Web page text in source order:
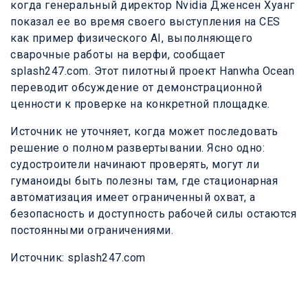
когда генеральный директор Nvidia Дженсен Хуанг
показал ее во время своего выступления на CES
как пример физического AI, выполняющего
сварочные работы на верфи, сообщает
splash247.com. Этот пилотный проект Hanwha Ocean
переводит обсуждение от демонстрационной
ценности к проверке на конкретной площадке.
Источник не уточняет, когда может последовать
решение о полном развертывании. Ясно одно:
судостроители начинают проверять, могут ли
гуманоиды быть полезны там, где стационарная
автоматизация имеет ограниченный охват, а
безопасность и доступность рабочей силы остаются
постоянными ограничениями.
Источник: splash247.com